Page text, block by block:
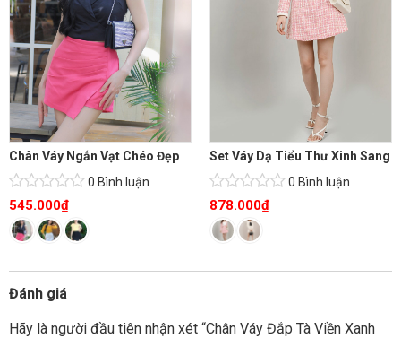
Chân Váy Ngắn Vạt Chéo Đẹp
0 Bình luận
545.000₫
Set Váy Dạ Tiểu Thư Xinh Sang
0 Bình luận
878.000₫
Đánh giá
Hãy là người đầu tiên nhận xét “Chân Váy Đắp Tà Viền Xanh